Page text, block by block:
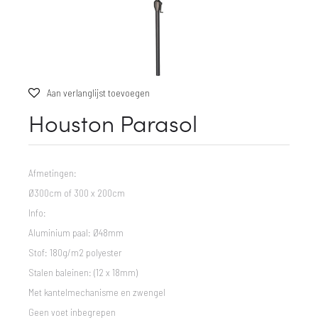
Aan verlanglijst toevoegen
Houston Parasol
Afmetingen:
Ø300cm of 300 x 200cm
Info:
Aluminium paal: Ø48mm
Stof: 180g/m2 polyester
Stalen baleinen: (12 x 18mm)
Met kantelmechanisme en zwengel
Geen voet inbegrepen